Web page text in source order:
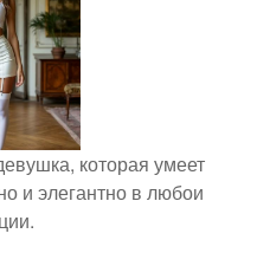
которая умеет
и элегантно в любои